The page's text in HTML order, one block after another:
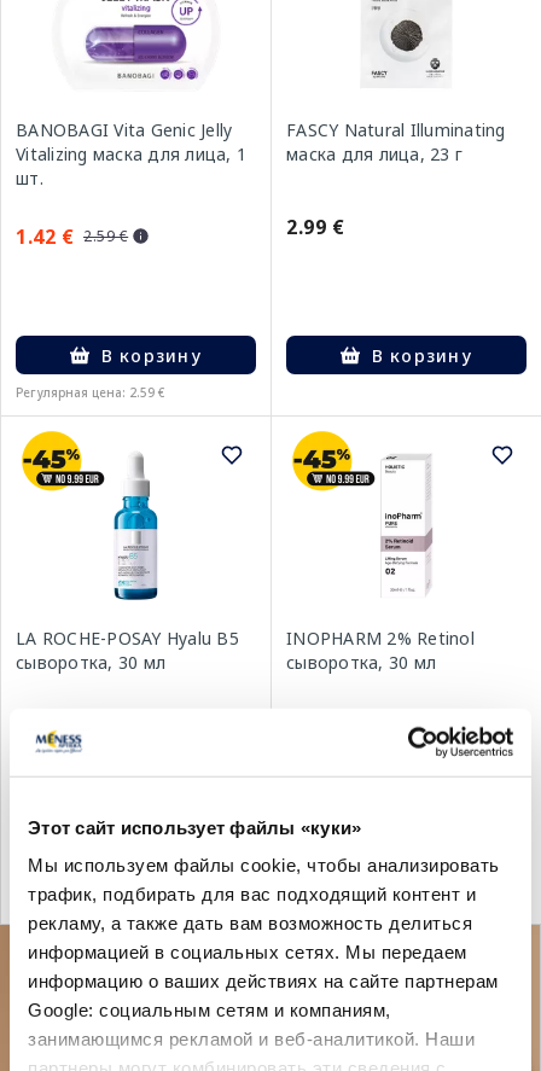
Этот сайт использует файлы «куки»
Мы используем файлы cookie, чтобы анализировать
трафик, подбирать для вас подходящий контент и
рекламу, а также дать вам возможность делиться
информацией в социальных сетях. Мы передаем
информацию о ваших действиях на сайте партнерам
Google: социальным сетям и компаниям,
занимающимся рекламой и веб-аналитикой. Наши
BANOBAGI Vita Genic Jelly
Vitalizing маска для лица, 1
шт.
1.42 € 2.59 €
В корзину
Регулярная цена: 2.59 €
FASCY Natural Illuminating
маска для лица, 23 г
2.99 €
В корзину
LA ROCHE-POSAY Hyalu B5
сыворотка, 30 мл
50.99 €
В корзину
INOPHARM 2% Retinol
сыворотка, 30 мл
В корзину